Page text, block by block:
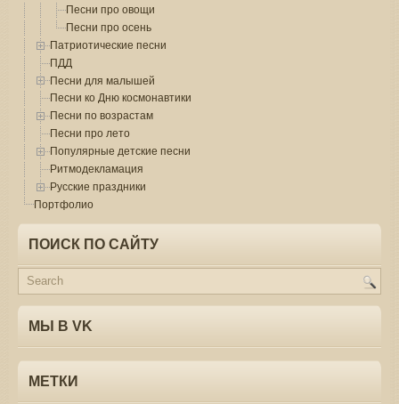
Песни про овощи
Песни про осень
Патриотические песни
ПДД
Песни для малышей
Песни ко Дню космонавтики
Песни по возрастам
Песни про лето
Популярные детские песни
Ритмодекламация
Русские праздники
Портфолио
ПОИСК ПО САЙТУ
МЫ В VK
МЕТКИ